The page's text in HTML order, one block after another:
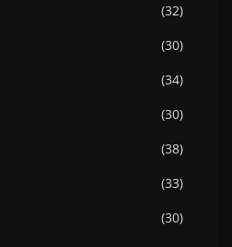
(32)
(30)
(34)
(30)
(38)
(33)
(30)